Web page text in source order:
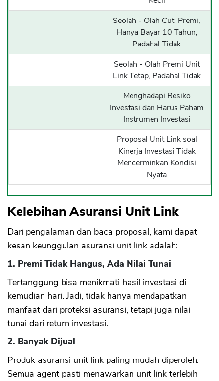
Seolah - Olah Cuti Premi,
Hanya Bayar 10 Tahun,
Padahal Tidak
Seolah - Olah Premi Unit
Link Tetap, Padahal Tidak
Menghadapi Resiko
Investasi dan Harus Paham
Instrumen Investasi
Proposal Unit Link soal
Kinerja Investasi Tidak
Mencerminkan Kondisi
Nyata
Kelebihan Asuransi Unit Link
Dari pengalaman dan baca proposal, kami dapat
kesan keunggulan asuransi unit link adalah:
1. Premi Tidak Hangus, Ada Nilai Tunai
Tertanggung bisa menikmati hasil investasi di
kemudian hari. Jadi, tidak hanya mendapatkan
manfaat dari proteksi asuransi, tetapi juga nilai
tunai dari return investasi.
2. Banyak Dijual
Produk asuransi unit link paling mudah diperoleh.
Semua agent pasti menawarkan unit link terlebih